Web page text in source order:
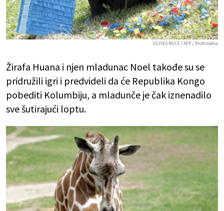
ULISES RUIZ / AFP / Profimedia
Žirafa Huana i njen mladunac Noel takođe su se
pridružili igri i predvideli da će Republika Kongo
pobediti Kolumbiju, a mladunče je čak iznenadilo
sve šutirajući loptu.